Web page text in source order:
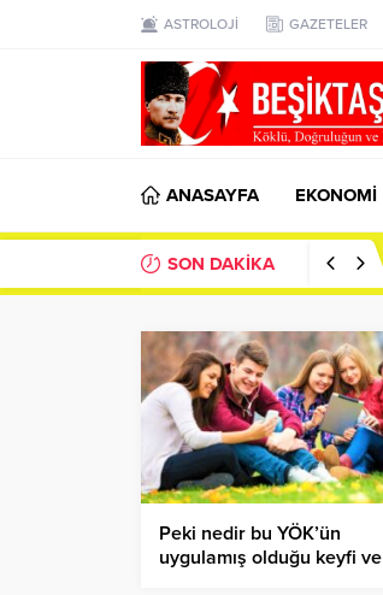
ASTROLOJİ GAZETELER
ANASAYFA EKONOMİ
SON DAKİKA
Peki nedir bu YÖK’ün
uygulamış olduğu keyfi ve